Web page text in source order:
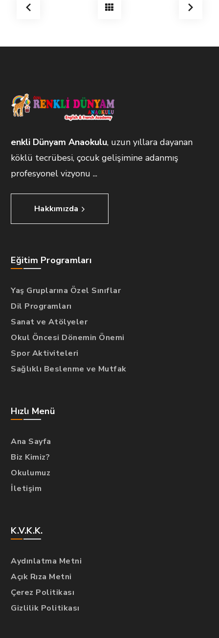
enkli Dünyam Anaokulu, uzun yıllara dayanan
köklü tecrübesi, çocuk gelişimine adanmış
profesyonel vizyonu ...
Hakkımızda
Eğitim Programları
Yaş Gruplarına Özel Sınıflar
Dil Programları
Sanat ve Atölyeler
Okul Öncesi Dönemin Önemi
Spor Aktiviteleri
Sağlıklı Beslenme ve Mutfak
Hızlı Menü
Ana Sayfa
Biz Kimiz?
Okulumuz
İletişim
K.V.K.K.
Aydınlatma Metni
Açık Rıza Metni
Çerez Politikası
Gizlilik Politikası